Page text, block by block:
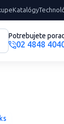
Katalógy
Potrebujete
02 4848